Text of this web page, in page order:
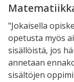
"Jokaisella
opetusta myös
sisällöistä, jos
annetaan
sisältöjen